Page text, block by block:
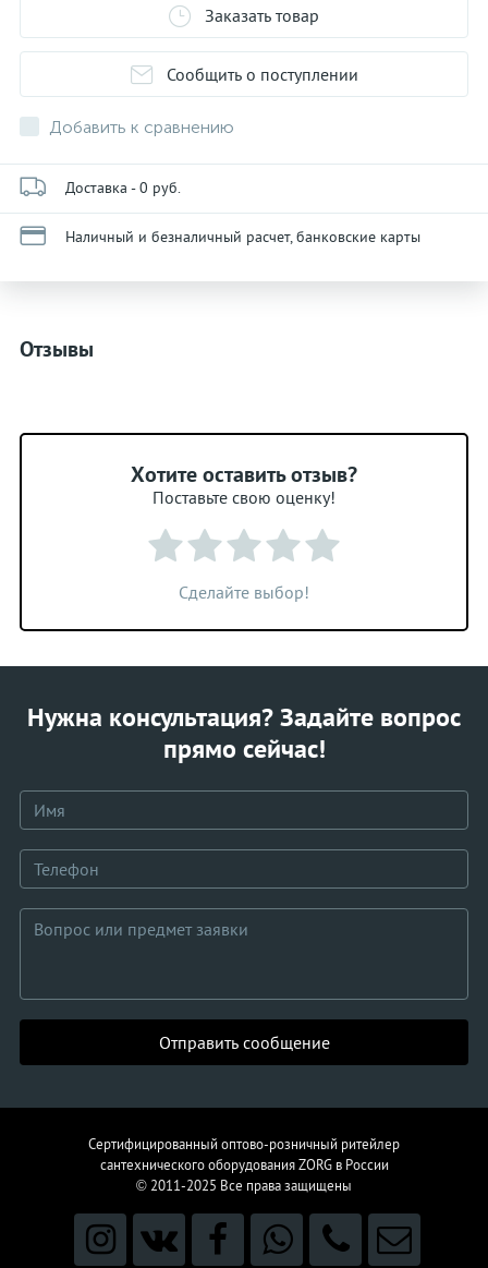
Заказать товар
Сообщить о поступлении
Добавить к сравнению
Доставка - 0 руб.
Наличный и безналичный расчет, банковские карты
Отзывы
Хотите оставить отзыв?
Поставьте свою оценку!
Сделайте выбор!
Нужна консультация? Задайте вопрос
прямо сейчас!
Отправить сообщение
Сертифицированный оптово-розничный ритейлер
сантехническогооборудованияZORG в России
© 2011-2025 Все права защищены